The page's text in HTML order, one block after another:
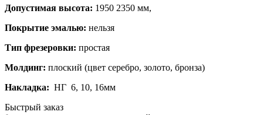
Допустимая высота: 1950 2350 мм,
Покрытие эмалью: нельзя
Тип фрезеровки: простая
Молдинг: плоский (цвет серебро, золото, бронза)
Накладка: НГ 6, 10, 16мм
Быстрый заказ